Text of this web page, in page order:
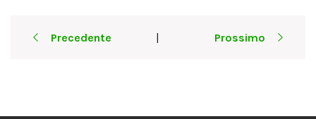
navigationPrecedente | Prossimo